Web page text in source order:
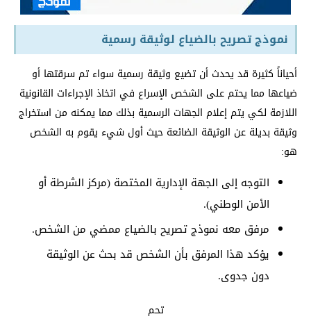
نموذج تصريح بالضياع لوثيقة رسمية
أحياناً كثيرة قد يحدث أن تضيع وثيقة رسمية سواء تم سرقتها أو
ضياعها مما يحتم على الشخص الإسراع في اتخاذ الإجراءات القانونية
اللازمة لكي يتم إعلام الجهات الرسمية بذلك مما يمكنه من استخراج
وثيقة بديلة عن الوثيقة الضائعة حيث أول شيء يقوم به الشخص
هو:
التوجه إلى الجهة الإدارية المختصة (مركز الشرطة أو
الأمن الوطني).
مرفق معه نموذج تصريح بالضياع ممضي من الشخص.
يؤكد هذا المرفق بأن الشخص قد بحث عن الوثيقة
دون جدوى.
تحم